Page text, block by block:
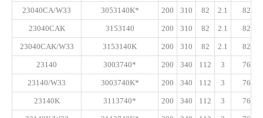
23040CA/W33 3053140K* 200 310 82 2.1 820
23040CAK 3153140 200 310 82 2.1 820
23040CAK/W33 3153140K 200 310 82 2.1 820
23140 3003740* 200 340 112 3 760
23140/W33 3003740K* 200 340 112 3 760
23140K 3113740* 200 340 112 3 760